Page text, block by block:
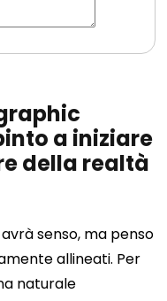
a iniziare
della realtà
senso, ma penso
allineati. Per
naturale